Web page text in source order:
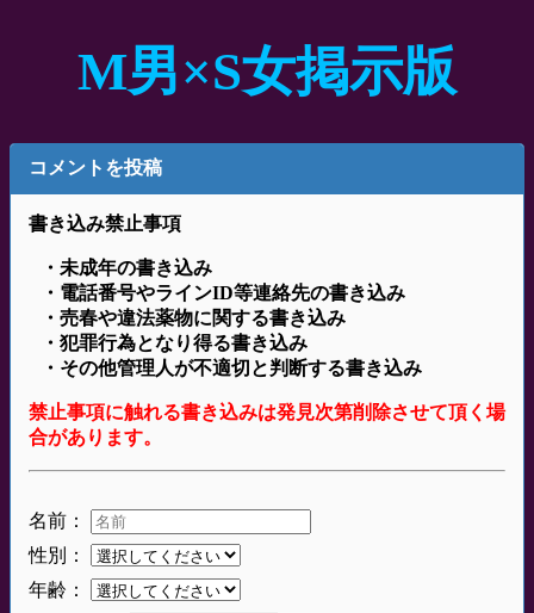
M男×S女掲示版
コメントを投稿
書き込み禁止事項
・未成年の書き込み
・電話番号やラインID等連絡先の書き込み
・売春や違法薬物に関する書き込み
・犯罪行為となり得る書き込み
・その他管理人が不適切と判断する書き込み
禁止事項に触れる書き込みは発見次第削除させて頂く場
合があります。
名前：
性別：
年齢：